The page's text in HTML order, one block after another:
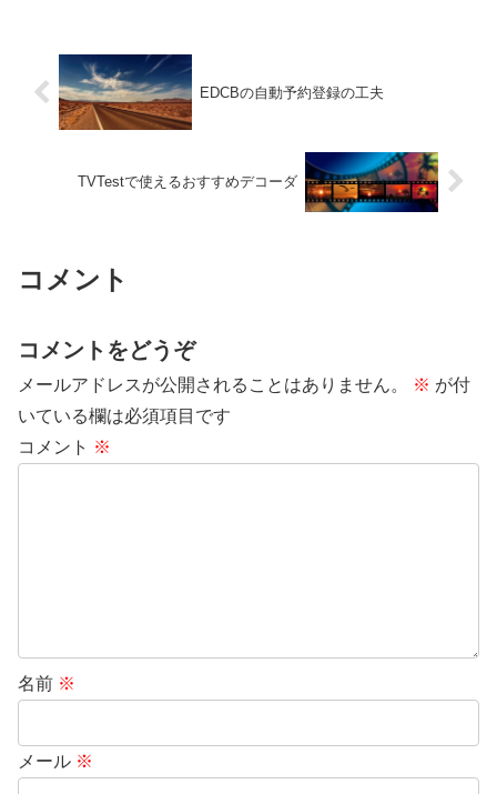
EDCBの自動予約登録の工夫
TVTestで使えるおすすめデコーダ
コメント
コメントをどうぞ
メールアドレスが公開されることはありません。 ※ が付
いている欄は必須項目です
コメント ※
名前 ※
メール ※